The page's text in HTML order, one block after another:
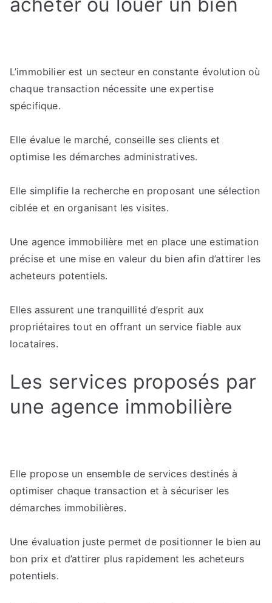
?
pour
vendre
au
L’immobilier est un secteur en constante évolution où
chaque transaction nécessite une expertise
spécifique.
Elle évalue le marché, conseille ses clients et
optimise les démarches administratives.
Elle simplifie la recherche en proposant une sélection
ciblée et en organisant les visites.
Une agence immobilière met en place une estimation
précise et une mise en valeur du bien afin d’attirer les
acheteurs potentiels.
Elles assurent une tranquillité d’esprit aux
propriétaires tout en offrant un service fiable aux
locataires.
Les services proposés par
une agence immobilière
Elle propose un ensemble de services destinés à
optimiser chaque transaction et à sécuriser les
démarches immobilières.
Une évaluation juste permet de positionner le bien au
bon prix et d’attirer plus rapidement les acheteurs
potentiels.